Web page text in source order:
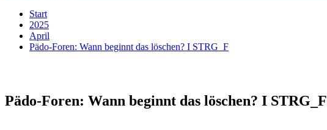
Start
2025
April
Pädo-Foren: Wann beginnt das löschen? I STRG_F
Pädo-Foren: Wann beginnt das löschen? I STRG_F